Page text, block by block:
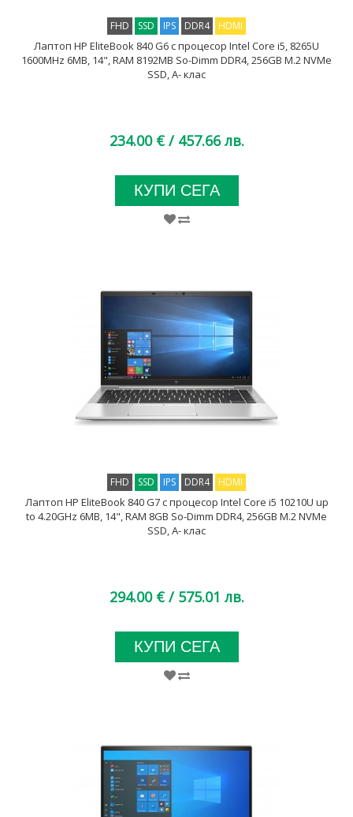
FHD SSD IPS DDR4 HDMI
Лаптоп HP EliteBook 840 G6 с процесор Intel Core i5, 8265U
1600MHz 6MB, 14", RAM 8192MB So-Dimm DDR4, 256GB M.2 NVMe
SSD, A- клас
234.00 € / 457.66 лв.
КУПИ СЕГА
FHD SSD IPS DDR4 HDMI
Лаптоп HP EliteBook 840 G7 с процесор Intel Core i5 10210U up
to 4.20GHz 6MB, 14", RAM 8GB So-Dimm DDR4, 256GB M.2 NVMe
SSD, A- клас
294.00 € / 575.01 лв.
КУПИ СЕГА